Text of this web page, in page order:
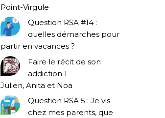
Point-Virgule
Question RSA #14 :
quelles démarches pour
partir en vacances ?
Faire le récit de son
addiction 1
Julien, Anita et Noa
Question RSA 5 : Je vis
chez mes parents, que